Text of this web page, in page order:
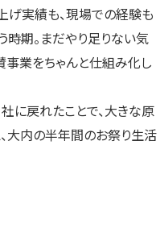
げ実績も、現場での経験も
時期。まだやり足りない気
事業をちゃんと仕組み化し
に戻れたことで、大きな原
大内の半年間のお祭り生活